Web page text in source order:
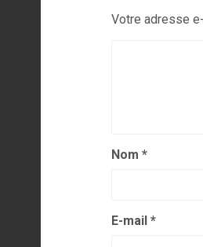
Votre adresse
Nom *
E-mail *